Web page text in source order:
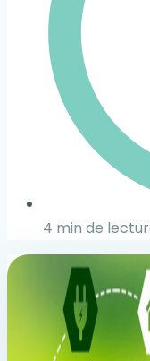
4 min de